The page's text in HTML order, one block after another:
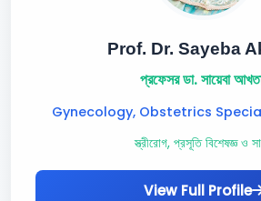
Prof. Dr. Sayeba
প্রফেসর ডা. সায়েবা
Gynecology, Obstetrics
স্ত্রীরোগ, প্রসূতি বিশেষজ্ঞ ও
View Full Profile